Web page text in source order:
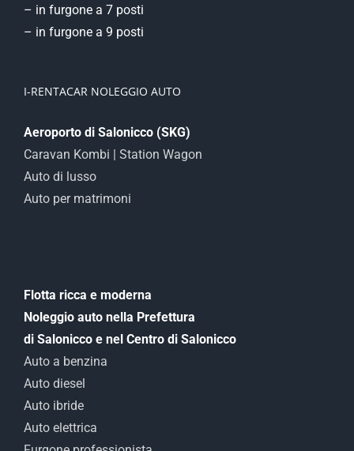
– in furgone a 7 posti
– in furgone a 9 posti
I-RENTACAR NOLEGGIO AUTO
Aeroporto di Salonicco (SKG)
Caravan Kombi | Station Wagon
Auto di lusso
Auto per matrimoni
Flotta ricca e moderna
Noleggio auto nella Prefettura
di Salonicco e nel Centro di Salonicco
Auto a benzina
Auto diesel
Auto ibride
Auto elettrica